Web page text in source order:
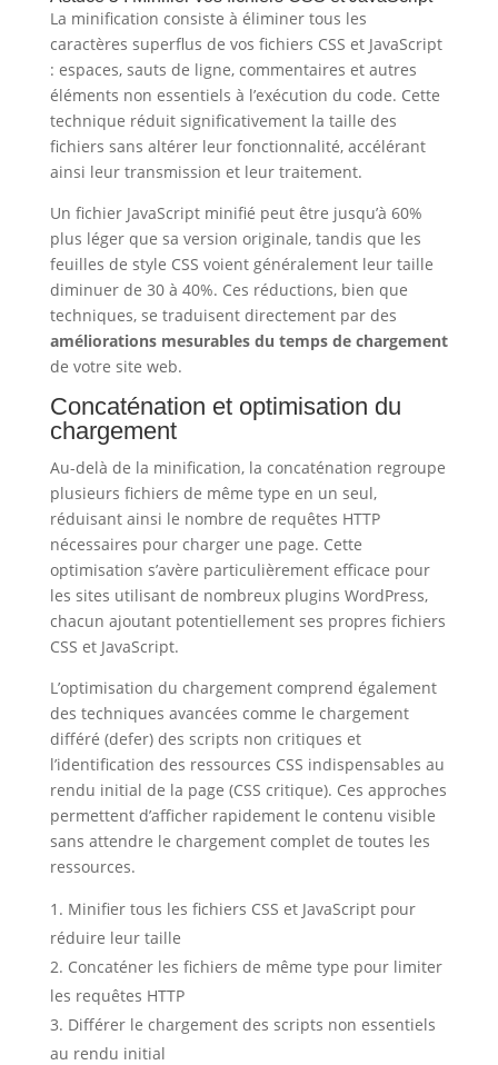
La minification consiste à éliminer tous les
caractères superflus de vos fichiers CSS et JavaScript
: espaces, sauts de ligne, commentaires et autres
éléments non essentiels à l’exécution du code. Cette
technique réduit significativement la taille des
fichiers sans altérer leur fonctionnalité, accélérant
ainsi leur transmission et leur traitement.
Un fichier JavaScript minifié peut être jusqu’à 60%
plus léger que sa version originale, tandis que les
feuilles de style CSS voient généralement leur taille
diminuer de 30 à 40%. Ces réductions, bien que
techniques, se traduisent directement par des
améliorations mesurables du temps de chargement
de votre site web.
Concaténation et optimisation du
chargement
Au-delà de la minification, la concaténation regroupe
plusieurs fichiers de même type en un seul,
réduisant ainsi le nombre de requêtes HTTP
nécessaires pour charger une page. Cette
optimisation s’avère particulièrement efficace pour
les sites utilisant de nombreux plugins WordPress,
chacun ajoutant potentiellement ses propres fichiers
CSS et JavaScript.
L’optimisation du chargement comprend également
des techniques avancées comme le chargement
différé (defer) des scripts non critiques et
l’identification des ressources CSS indispensables au
rendu initial de la page (CSS critique). Ces approches
permettent d’afficher rapidement le contenu visible
sans attendre le chargement complet de toutes les
ressources.
Minifier tous les fichiers CSS et JavaScript pour
réduire leur taille
Concaténer les fichiers de même type pour limiter
les requêtes HTTP
Différer le chargement des scripts non essentiels
au rendu initial